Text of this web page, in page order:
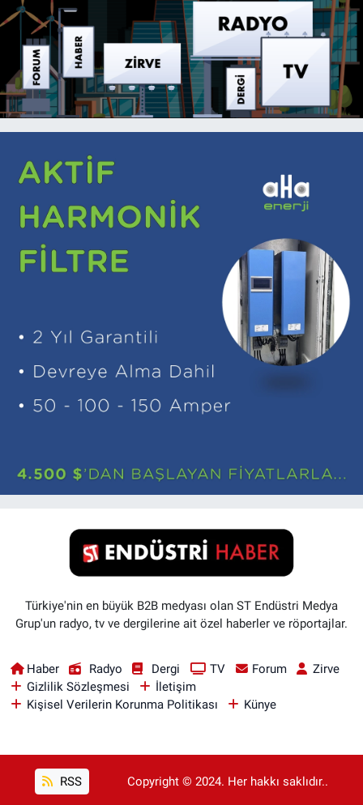
Türkiye'nin en büyük B2B medyası olan ST Endüstri Medya
Grup'un radyo, tv ve dergilerine ait özel haberler ve röportajlar.
Haber Radyo Dergi TV Forum
Zirve
Gizlilik Sözleşmesi
İletişim
Kişisel Verilerin Korunma Politikası
Künye
RSS Copyright © 2024. Her hakkı saklıdır..